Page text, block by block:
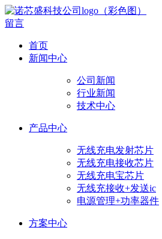
留言
首页
新闻中心
公司新闻
行业新闻
技术中心
产品中心
无线充电发射芯片
无线充电接收芯片
无线充电宝芯片
无线充接收+发送ic
电源管理+功率器件
方案中心